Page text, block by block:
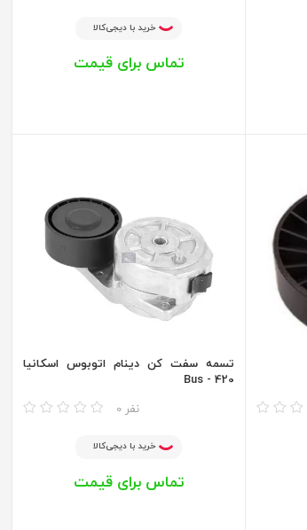
خرید با دیجی‌کالا
تماس برای قیمت
تسمه سفت کن دینام اتوبوس اسکانیا
Bus - 420
0 نفر
خرید با دیجی‌کالا
تماس برای قیمت